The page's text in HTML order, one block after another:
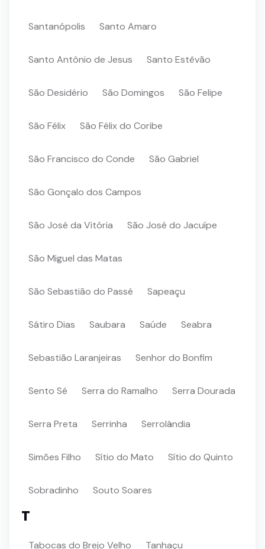
Santanópolis Santo Amaro
Santo Antônio de Jesus Santo Estêvão
São Desidério São Domingos São Felipe
São Félix São Félix do Coribe
São Francisco do Conde São Gabriel
São Gonçalo dos Campos
São José da Vitória São José do Jacuípe
São Miguel das Matas
São Sebastião do Passé Sapeaçu
Sátiro Dias Saubara Saúde Seabra
Sebastião Laranjeiras Senhor do Bonfim
Sento Sé Serra do Ramalho Serra Dourada
Serra Preta Serrinha Serrolândia
Simões Filho Sítio do Mato Sítio do Quinto
Sobradinho Souto Soares
T
Tabocas do Brejo Velho Tanhaçu